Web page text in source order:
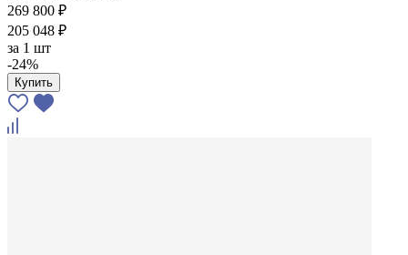
269 800 ₽
205 048 ₽
за 1 шт
-24%
Купить